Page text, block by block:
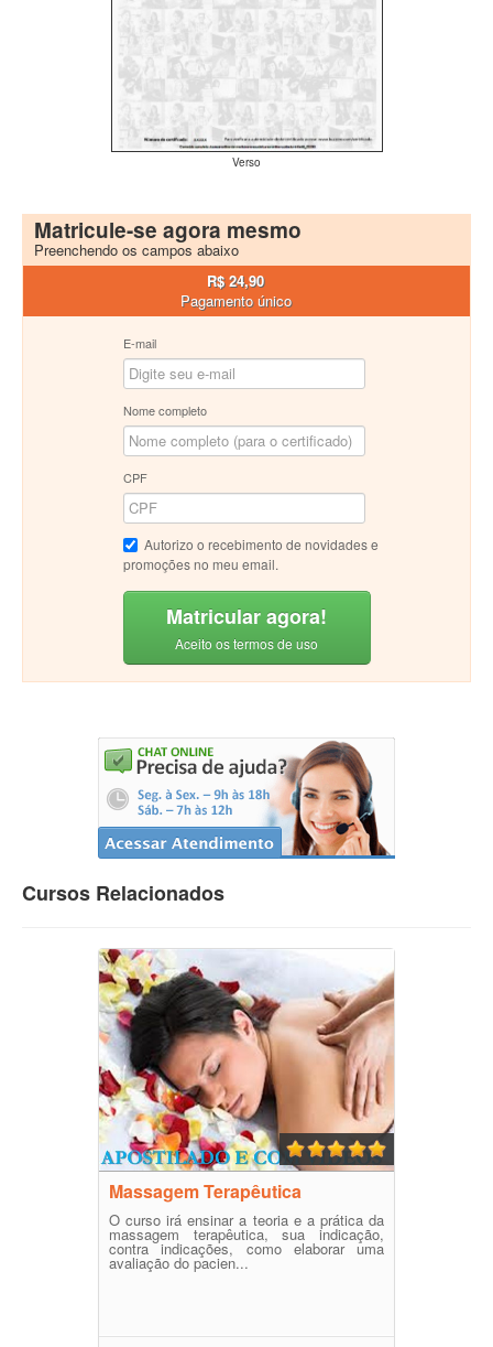
Verso
Matricule-se agora mesmo
Preenchendo os campos abaixo
R$ 24,90
Pagamento único
E-mail
Nome completo
CPF
Autorizo o recebimento de novidades e
promoções no meu email.
Matricular agora!
Aceito os termos de uso
Cursos Relacionados
Massagem Terapêutica
O curso irá ensinar a teoria e a prática da
massagem terapêutica, sua indicação,
contra indicações, como elaborar uma
avaliação do pacien...